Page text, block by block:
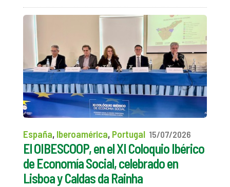
España, Iberoamérica, Portugal 15/07/2026
El OIBESCOOP, en el XI Coloquio Ibérico
de Economía Social, celebrado en
Lisboa y Caldas da Rainha